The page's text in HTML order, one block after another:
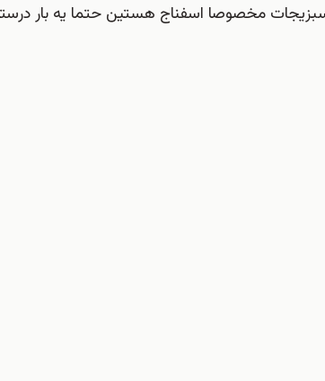
مخصوصا اسفناج هستین حتما یه بار